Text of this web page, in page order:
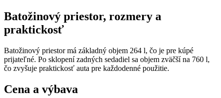
Batožinový priestor, rozmery a
praktickosť
Batožinový priestor má základný objem 264 l, čo je pre kúpé
prijateľné. Po sklopení zadných sedadiel sa objem zväčší na 760 l,
čo zvyšuje praktickosť auta pre každodenné použitie.
Cena a výbava